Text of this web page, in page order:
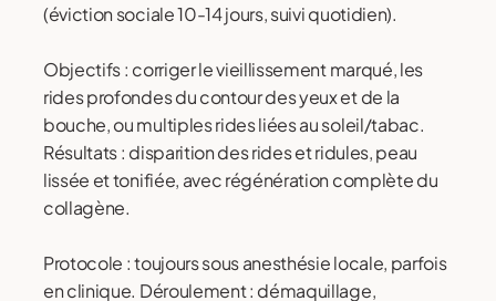
(éviction sociale 10-14 jours, suivi quotidien).
Objectifs : corriger le vieillissement marqué, les
rides profondes du contour des yeux et de la
bouche, ou multiples rides liées au soleil/tabac.
Résultats : disparition des rides et ridules, peau
lissée et tonifiée, avec régénération complète du
collagène.
Protocole : toujours sous anesthésie locale, parfois
en clinique. Déroulement : démaquillage,